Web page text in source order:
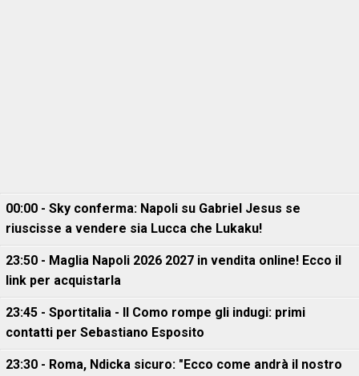
00:00 - Sky conferma: Napoli su Gabriel Jesus se
riuscisse a vendere sia Lucca che Lukaku!
23:50 - Maglia Napoli 2026 2027 in vendita online! Ecco il
link per acquistarla
23:45 - Sportitalia - Il Como rompe gli indugi: primi
contatti per Sebastiano Esposito
23:30 - Roma, Ndicka sicuro: "Ecco come andrà il nostro